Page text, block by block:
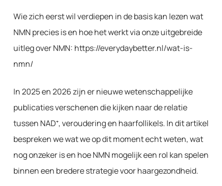
Wie zich eerst wil verdiepen in de basis kan lezen wat
NMN precies is en hoe het werkt via onze uitgebreide
uitleg over NMN: https://everydaybetter.nl/wat-is-
nmn/
In 2025 en 2026 zijn er nieuwe wetenschappelijke
publicaties verschenen die kijken naar de relatie
tussen NAD⁺, veroudering en haarfollikels. In dit artikel
bespreken we wat we op dit moment echt weten, wat
nog onzeker is en hoe NMN mogelijk een rol kan spelen
binnen een bredere strategie voor haargezondheid.